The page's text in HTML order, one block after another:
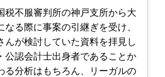
税不服審判所の神戸支所から大
なる際に事案の引継ぎを受け、
んが検討していた資料を拝見し
公認会計士出身者であることか
る分析はもちろん、リーガルの